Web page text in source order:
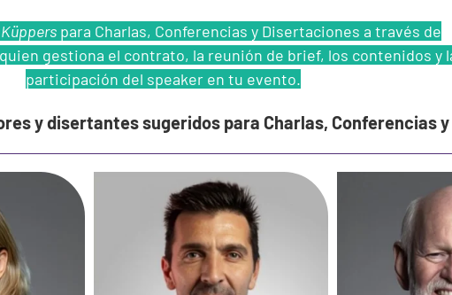
para Charlas, Conferencias y Disertaciones a través de
gestiona el contrato, la reunión de brief, los contenidos y
participación del speaker en tu evento.
y disertantes sugeridos para Charlas, Conferencias